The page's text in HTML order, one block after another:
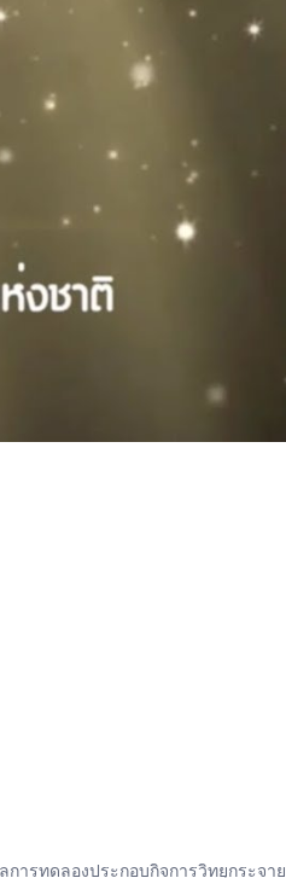
ารทดลองประกอบกิจการวิทยุกระจาย